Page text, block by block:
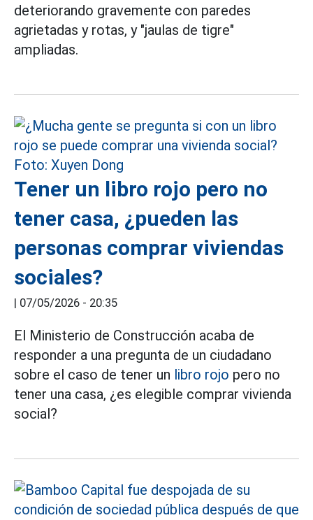
deteriorando gravemente con paredes
agrietadas y rotas, y "jaulas de tigre"
ampliadas.
Tener un libro rojo pero no
tener casa, ¿pueden las
personas comprar viviendas
sociales?
| 07/05/2026 - 20:35
El Ministerio de Construcción acaba de
responder a una pregunta de un ciudadano
sobre el caso de tener un libro rojo pero no
tener una casa, ¿es elegible comprar vivienda
social?